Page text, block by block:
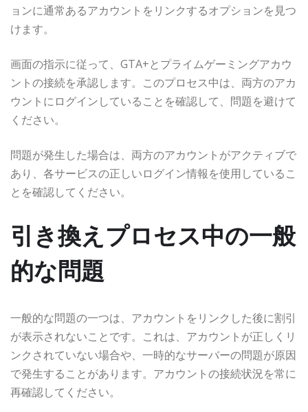
ョンに通常あるアカウントをリンクするオプションを見つ
けます。
画面の指示に従って、GTA+とプライムゲーミングアカウ
ントの接続を承認します。このプロセス中は、両方のアカ
ウントにログインしていることを確認して、問題を避けて
ください。
問題が発生した場合は、両方のアカウントがアクティブで
あり、各サービスの正しいログイン情報を使用しているこ
とを確認してください。
引き換えプロセス中の一般
的な問題
一般的な問題の一つは、アカウントをリンクした後に割引
が表示されないことです。これは、アカウントが正しくリ
ンクされていない場合や、一時的なサーバーの問題が原因
で発生することがあります。アカウントの接続状況を常に
再確認してください。